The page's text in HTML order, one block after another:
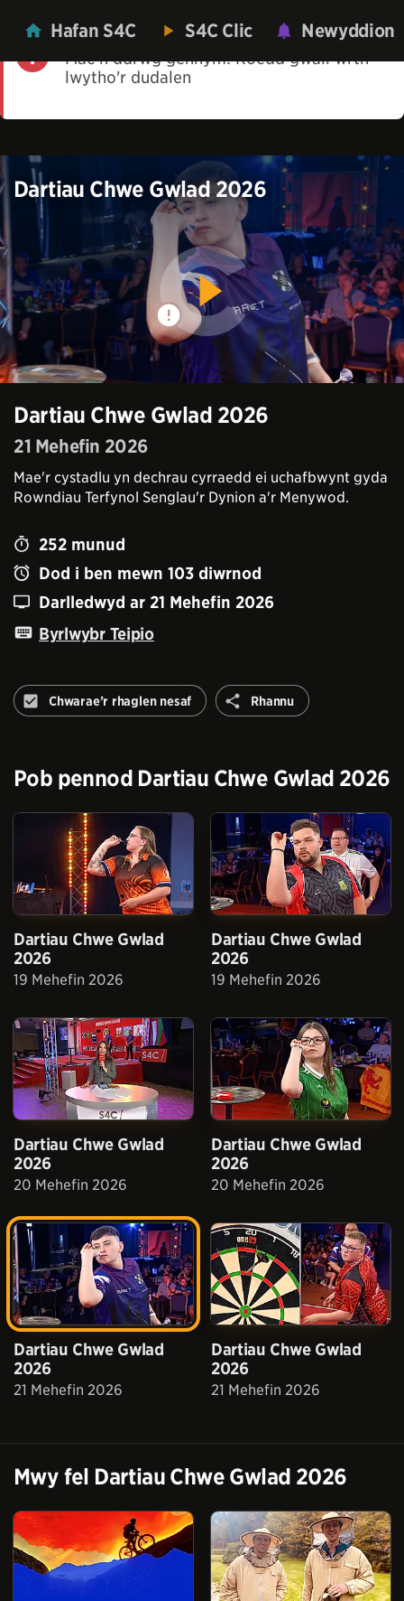
Hafan S4C S4C Clic Newyddion
Mae'n ddrwg gennym! Roedd gwall wrth
lwytho'r dudalen
Dartiau Chwe Gwlad 2026
Dartiau Chwe Gwlad 2026
21 Mehefin 2026
Mae'r cystadlu yn dechrau cyrraedd ei uchafbwynt gyda
Rowndiau Terfynol Senglau'r Dynion a'r Menywod.
252 munud
Dod i ben mewn 103 diwrnod
Darlledwyd ar 21 Mehefin 2026
Byrlwybr Teipio
Chwarae’r rhaglen nesaf
rhaglen
nesaf
Rhannu Rhannu
Pob pennod Dartiau Chwe Gwlad 2026
Dartiau Chwe Gwlad
2026
19 Mehefin 2026
Dartiau Chwe Gwlad
2026
19 Mehefin 2026
Dartiau Chwe Gwlad
2026
20 Mehefin 2026
Dartiau Chwe Gwlad
2026
20 Mehefin 2026
Dartiau Chwe Gwlad
2026
21 Mehefin 2026
Dartiau Chwe Gwlad
2026
21 Mehefin 2026
Mwy fel Dartiau Chwe Gwlad 2026